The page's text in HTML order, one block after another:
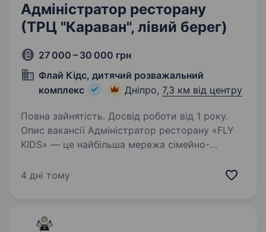
Адміністратор ресторану
(ТРЦ "Караван", лівий берег)
27 000 – 30 000 грн
Флай Кідс, дитячий розважальний
комплекс
Дніпро, 7,3 км від центру
Повна зайнятість. Досвід роботи від 1 року.
Опис вакансії Адміністратор ресторану «FLY
KIDS» — це найбільша мережа сімейно-
що створює яскраві враження для дітей та
4 дні тому